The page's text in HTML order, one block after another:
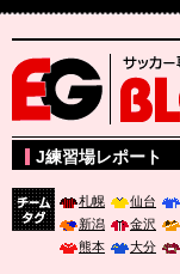
サッカー専門新聞
J練習場レポート
札幌 仙台
新潟
金沢
熊本
大分